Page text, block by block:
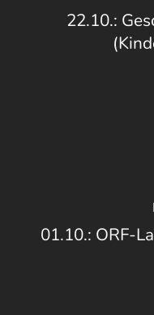
22.10.:
01.10.: ORF-